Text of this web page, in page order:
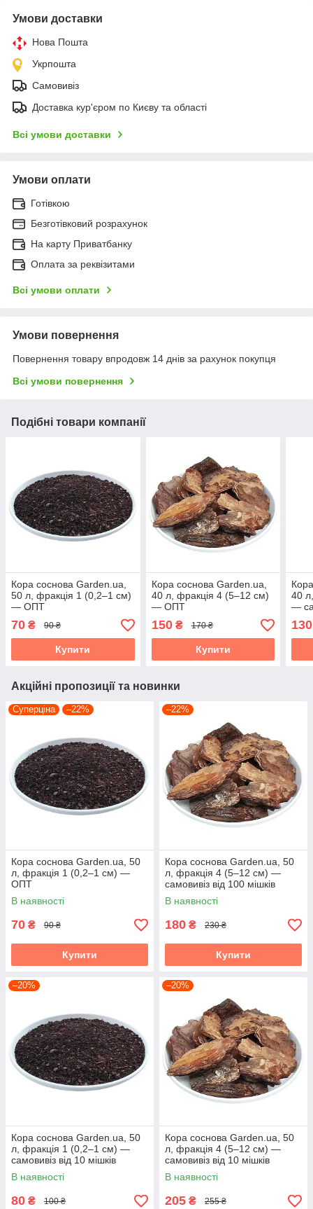
Умови доставки
Нова Пошта
Укрпошта
Самовивіз
Доставка кур'єром по Києву та області
Всі умови доставки
Умови оплати
Готівкою
Безготівковий розрахунок
На карту Приватбанку
Оплата за реквізитами
Всі умови оплати
Умови повернення
Повернення товару впродовж 14 днів за рахунок покупця
Всі умови повернення
Подібні товари компанії
Кора соснова Garden.ua,
50 л, фракція 1 (0,2–1 см)
— ОПТ
70 ₴ 90 ₴
Купити
Кора соснова Garden.ua,
40 л, фракція 4 (5–12 см)
— ОПТ
150₴ 170 ₴
Купити
40
—
130
Акційні пропозиції та новинки
Суперціна –22%
Кора соснова Garden.ua, 50
л, фракція 1 (0,2–1 см) —
ОПТ
В наявності
70 ₴ 90 ₴
Купити
–22%
Кора соснова Garden.ua, 50
л, фракція 4 (5–12 см) —
самовивіз від 100 мішків
В наявності
180 ₴ 230 ₴
Купити
–20%
Кора соснова Garden.ua, 50
л, фракція 1 (0,2–1 см) —
самовивіз від 10 мішків
В наявності
80 ₴ 100 ₴
–20%
Кора соснова Garden.ua, 50
л, фракція 4 (5–12 см) —
самовивіз від 10 мішків
В наявності
205 ₴ 255 ₴